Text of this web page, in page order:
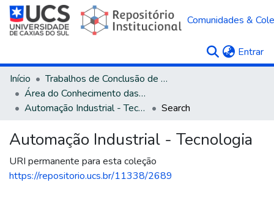
Comunidades &
Entrar
Início
Trabalhos de Conclusão de Curso
Área do Conhecimento das Engenharias
Automação Industrial - Tecnologia
Search
Automação Industrial - Tecnologia
URI permanente para esta coleção
https://repositorio.ucs.br/11338/2689